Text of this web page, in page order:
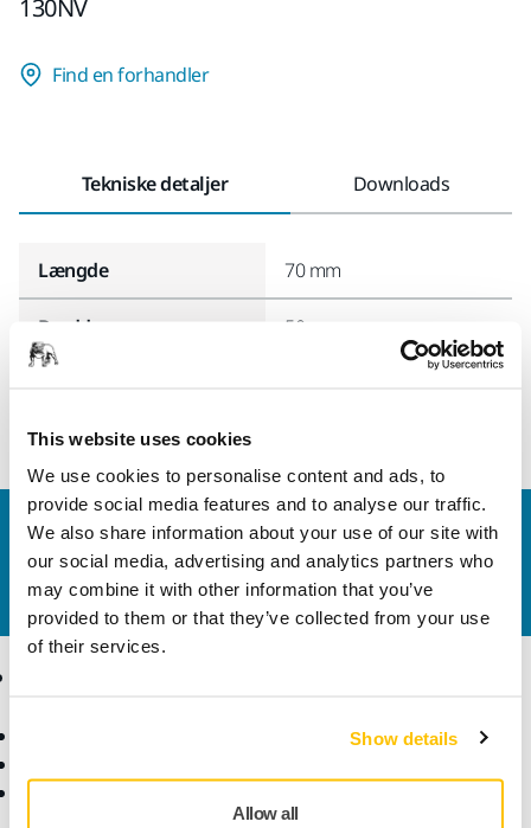
This website uses cookies
We use cookies to personalise content and ads, to
provide social media features and to analyse our traffic.
We also share information about your use of our site with
our social media, advertising and analytics partners who
may combine it with other information that you’ve
provided to them or that they’ve collected from your use
of their services.
Show details
Allow all
130NV
Find en forhandler
Tekniske detaljer Downloads
Længde 70 mm
Bredde 50 mm
Kontakt os
Vil du gerne vide mere? Kontakt os,så vil vores
ekspertsupportteam besvare dine spørgsmål.
Brancher